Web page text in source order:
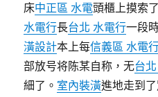
床中正區 水電頭櫃上摸索
水電行長台北 水電行一段
潢設計本上每信義區 水電
部放号将陈某自称，无台
細了。 室內裝潢進地走到